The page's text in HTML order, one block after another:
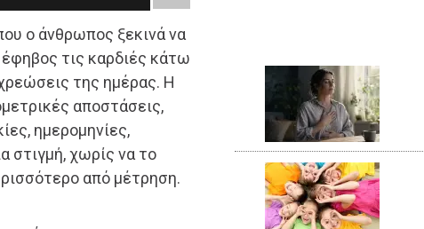
ο άνθρωπος ξεκινά να
τις καρδιές κάτω
της ημέρας. Η
αποστάσεις,
ημερομηνίες,
στιγμή, χωρίς να το
από μέτρηση.